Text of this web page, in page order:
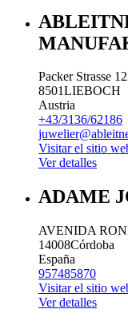
Packer Strasse
8501LIEBOCH
Austria
+43/3136/62186
Visitar el sitio
Ver detalles
ADAME
AVENIDA
14008Córdoba
España
957485870
Visitar el sitio
Ver detalles